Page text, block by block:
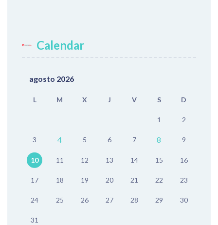
Calendar
agosto 2026
L M X J V S D
1 2
3 4 5 6 7 8 9
10 11 12 13 14 15 16
17 18 19 20 21 22 23
24 25 26 27 28 29 30
31